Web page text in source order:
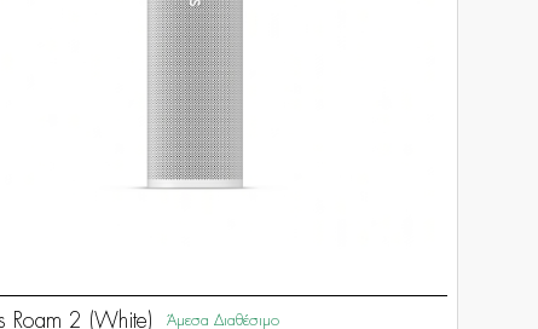
Roam 2 (White) Άμεσα Διαθέσιμο